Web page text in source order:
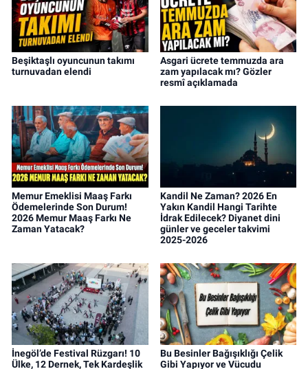
Beşiktaşlı oyuncunun takımı
turnuvadan elendi
Asgari ücrete temmuzda ara
zam yapılacak mı? Gözler
resmî açıklamada
Memur Emeklisi Maaş Farkı
Ödemelerinde Son Durum!
2026 Memur Maaş Farkı Ne
Zaman Yatacak?
Kandil Ne Zaman? 2026 En
Yakın Kandil Hangi Tarihte
İdrak Edilecek? Diyanet dini
günler ve geceler takvimi
2025-2026
İnegöl’de Festival Rüzgarı! 10
Ülke, 12 Dernek, Tek Kardeşlik
Bu Besinler Bağışıklığı Çelik
Gibi Yapıyor ve Vücudu